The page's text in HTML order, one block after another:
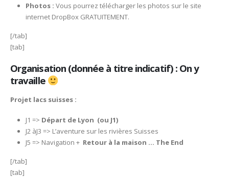
Photos : Vous pourrez télécharger les photos sur le site
internet DropBox GRATUITEMENT.
[/tab]
[tab]
Organisation (donnée à titre indicatif) : On y
travaille
Projet lacs suisses :
J1 => Départ de Lyon (ou J1)
J2 àJ3 => L’aventure sur les rivières Suisses
J5 => Navigation + Retour à la maison … The End
[/tab]
[tab]